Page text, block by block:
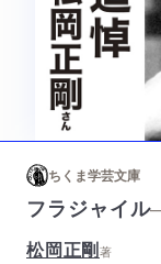
ちくま学芸文庫
フラジャイル
松岡正剛著